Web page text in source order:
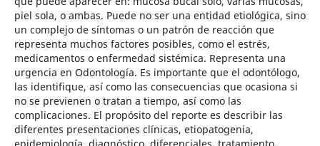
piel sola, o ambas. Puede no ser una entidad etiológica, sino
un complejo de síntomas o un patrón de reacción que
representa muchos factores posibles, como el estrés,
medicamentos o enfermedad sistémica. Representa una
urgencia en Odontología. Es importante que el odontólogo,
las identifique, así como las consecuencias que ocasiona si
no se previenen o tratan a tiempo, así como las
complicaciones. El propósito del reporte es describir las
diferentes presentaciones clínicas, etiopatogenia,